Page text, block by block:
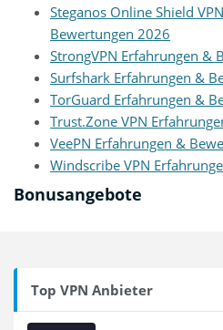
Steganos Online Shield
Bewertungen 2026
StrongVPN Erfahrungen &
Surfshark Erfahrungen &
TorGuard Erfahrungen &
Trust.Zone VPN
VeePN Erfahrungen &
Windscribe VPN
Bonusangebote
Top VPN Anbieter